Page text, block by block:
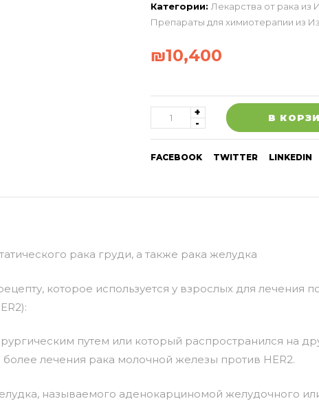
Категории: Лекарства от рака из
Препараты для химиотерапии из
₪10,400
В
FACEBOOK TWITTER LINKEDIN
рака груди, а также рака желудка
которое используется у взрослых для лечения
путем или который распространился на
лечения рака молочной железы против HER2.
называемого аденокарциномой желудочного